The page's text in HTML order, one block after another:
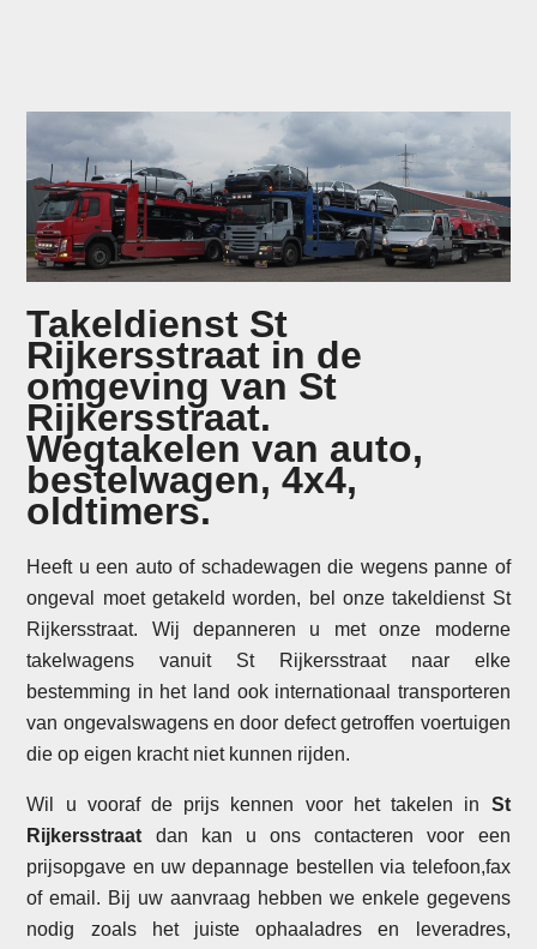
Takeldienst St
Rijkersstraat in de
omgeving van St
Rijkersstraat.
Wegtakelen van auto,
bestelwagen, 4x4,
oldtimers.
Heeft u een auto of schadewagen die wegens panne of
ongeval moet getakeld worden, bel onze takeldienst St
Rijkersstraat. Wij depanneren u met onze moderne
takelwagens vanuit St Rijkersstraat naar elke
bestemming in het land ook internationaal transporteren
van ongevalswagens en door defect getroffen voertuigen
die op eigen kracht niet kunnen rijden.
Wil u vooraf de prijs kennen voor het takelen in St
Rijkersstraat dan kan u ons contacteren voor een
prijsopgave en uw depannage bestellen via telefoon,fax
of email. Bij uw aanvraag hebben we enkele gegevens
nodig zoals het juiste ophaaladres en leveradres,